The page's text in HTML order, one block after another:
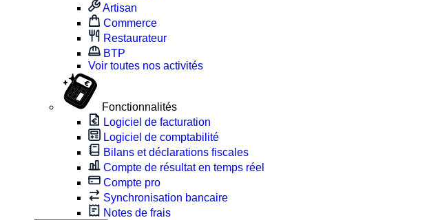
Artisan
Commerce
Restaurateur
BTP
Voir toutes nos activités
Fonctionnalités
Logiciel de facturation
Logiciel de comptabilité
Bilans et déclarations fiscales
Compte de résultat en temps réel
Compte pro
Synchronisation bancaire
Notes de frais